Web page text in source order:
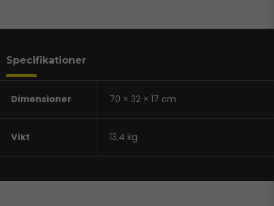
Specifikationer
Dimensioner 70 × 32 × 17 cm
Vikt 13,4 kg